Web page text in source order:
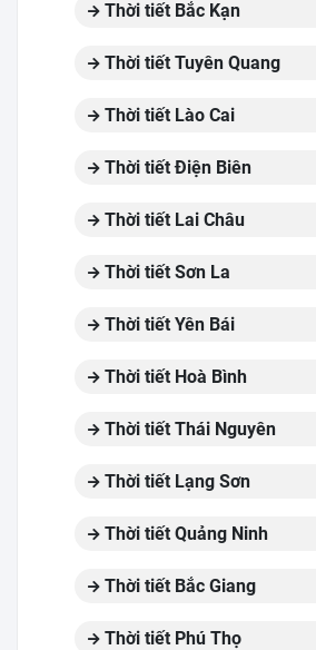
Thời tiết Bắc Kạn
Thời tiết Tuyên Quang
Thời tiết Lào Cai
Thời tiết Điện Biên
Thời tiết Lai Châu
Thời tiết Sơn La
Thời tiết Yên Bái
Thời tiết Hoà Bình
Thời tiết Thái Nguyên
Thời tiết Lạng Sơn
Thời tiết Quảng Ninh
Thời tiết Bắc Giang
Thời tiết Phú Thọ